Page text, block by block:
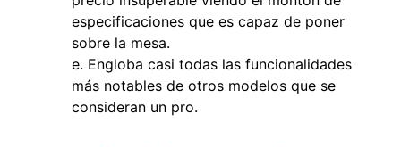
especificaciones que es capaz de poner
sobre la mesa.
Engloba casi todas las funcionalidades
más notables de otros modelos que se
consideran un pro.